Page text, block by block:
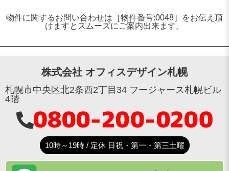
物件に関するお問い合わせは［物件番号:0048］をお伝え頂
けますとスムーズにご案内出来ます。
株式会社 オフィスデザイン札幌
札幌市中央区北2条西2丁目34 フージャース札幌ビル
4階
10時～19時 / 定休 日祝・第一・第三土曜